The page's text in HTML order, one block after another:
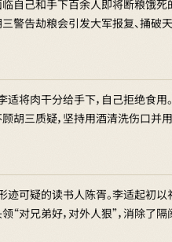
自己和手下百余人即将断粮饿死
警告劫粮会引发大军报复、捅破
适将肉干分给手下，自己拒绝食
顾胡三质疑，坚持用酒清洗伤口
可疑的读书人陈胥。李适起初以
对兄弟好，对外人狠”，消除了隔